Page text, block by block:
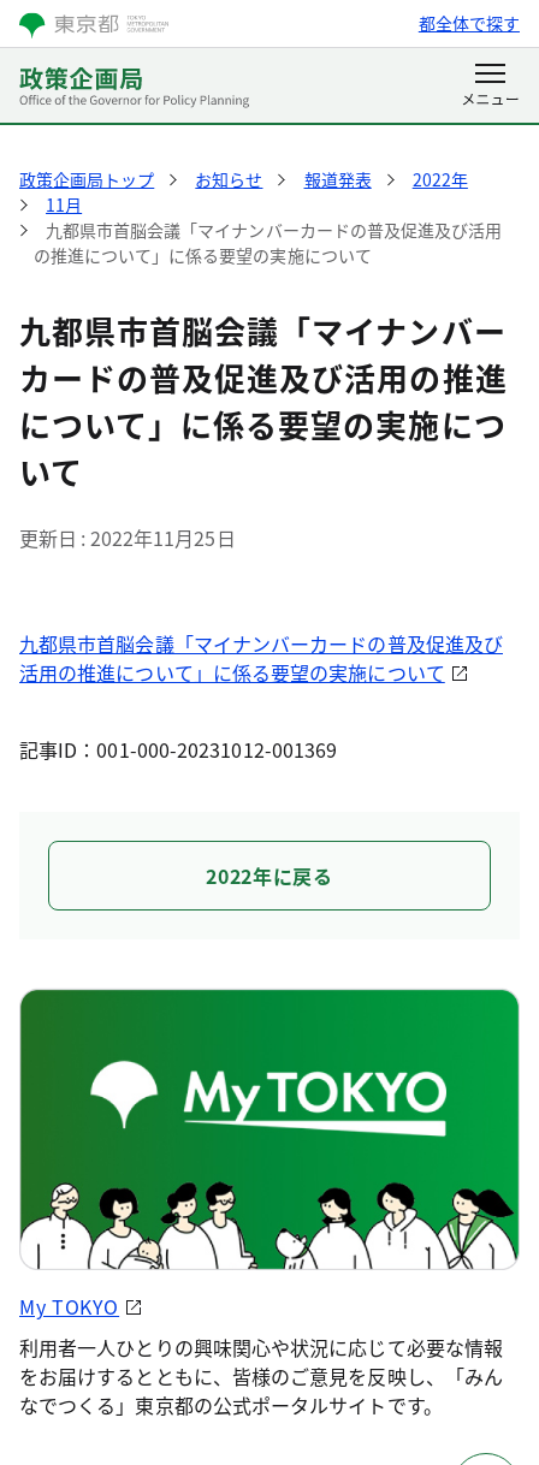
都全体で探す
政策企画局トップ お知らせ 報道発表
2022年
11月
九都県市首脳会議「マイナンバーカードの普及促進及び活用
の推進について」に係る要望の実施について
九都県市首脳会議「マイナンバー
カードの普及促進及び活用の推進
について」に係る要望の実施につ
いて
更新日 2022年11月25日
九都県市首脳会議「マイナンバーカードの普及促進及び
活用の推進について」に係る要望の実施について
記事ID：001-000-20231012-001369
2022年に戻る
My TOKYO
利用者一人ひとりの興味関心や状況に応じて必要な情報
をお届けするとともに、皆様のご意見を反映し、「みん
なでつくる」東京都の公式ポータルサイトです。